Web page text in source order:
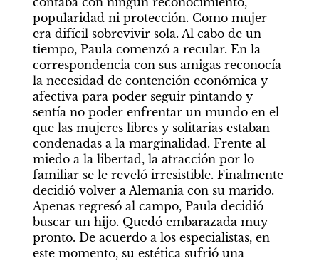
popularidad ni protección. Como mujer
era difícil sobrevivir sola. Al cabo de un
tiempo, Paula comenzó a recular. En la
correspondencia con sus amigas reconocía
la necesidad de contención económica y
afectiva para poder seguir pintando y
sentía no poder enfrentar un mundo en el
que las mujeres libres y solitarias estaban
condenadas a la marginalidad. Frente al
miedo a la libertad, la atracción por lo
familiar se le reveló irresistible. Finalmente
decidió volver a Alemania con su marido.
Apenas regresó al campo, Paula decidió
buscar un hijo. Quedó embarazada muy
pronto. De acuerdo a los especialistas, en
este momento, su estética sufrió una